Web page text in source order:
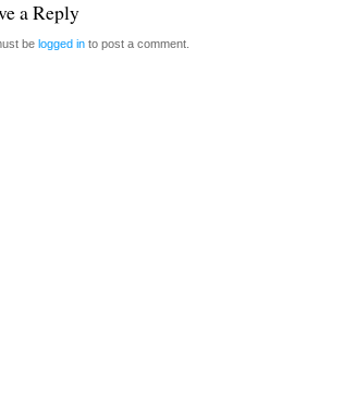
a Reply
be logged in to post a comment.